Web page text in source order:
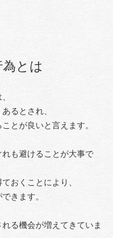
とは
るとされ、
とが良いと言えます。
も避けることが大事で
おくことにより、
きます。
る機会が増えてきていま